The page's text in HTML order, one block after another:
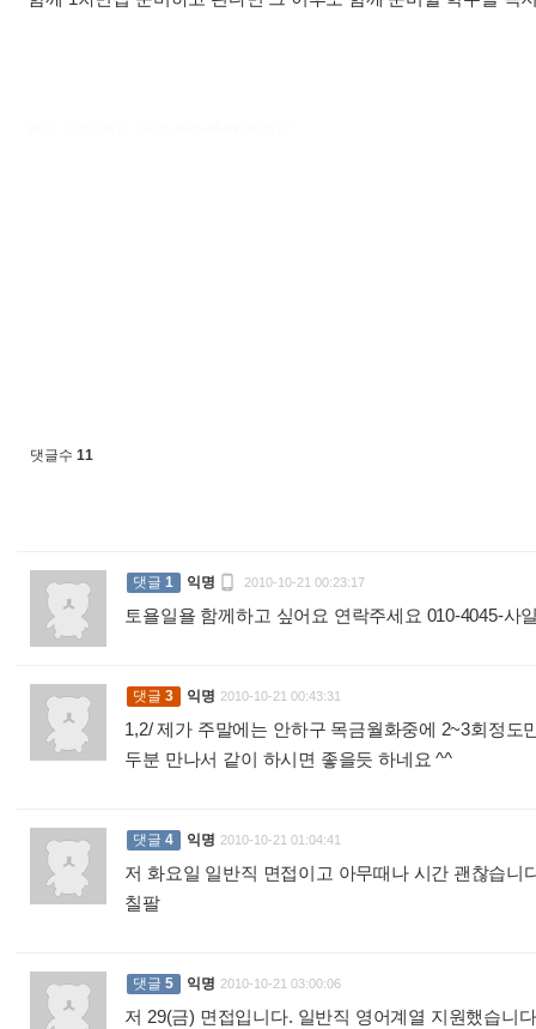
댓글수 11
댓글 1 익명  2010-10-21 00:23:17
토욜일욜 함께하고 싶어요 연락주세요 010-4045-사
댓글 3 익명 2010-10-21 00:43:31
1,2/ 제가 주말에는 안하구 목금월화중에 2~3회정도
두분 만나서 같이 하시면 좋을듯 하네요 ^^
댓글 4 익명 2010-10-21 01:04:41
저 화요일 일반직 면접이고 아무때나 시간 괜찮습
칠팔
댓글 5 익명 2010-10-21 03:00:06
저 29(금) 면접입니다. 일반직 영어계열 지원했습니